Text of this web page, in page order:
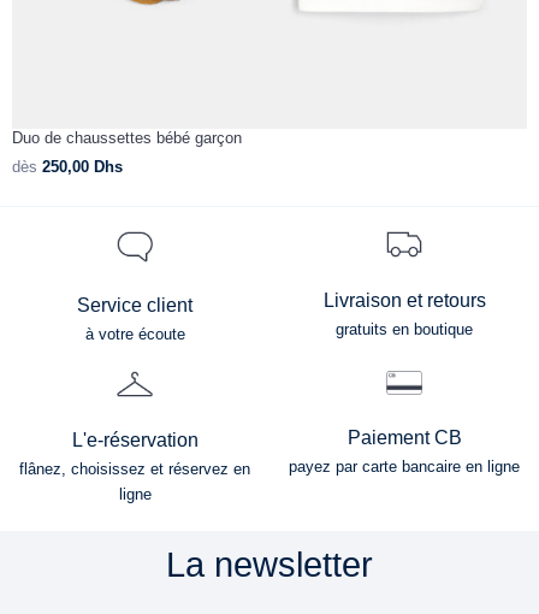
Duo de chaussettes bébé garçon
dès 250,00 Dhs
Service client
à votre écoute
Livraison et retours
gratuits en boutique
L'e-réservation
flânez, choisissez et réservez en
ligne
Paiement CB
payez par carte bancaire en ligne
La newsletter